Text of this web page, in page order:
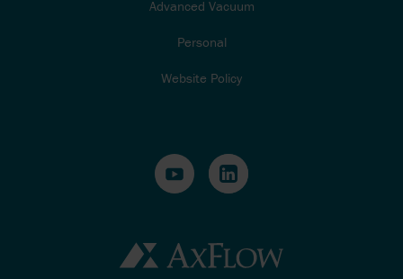
Advanced Vacuum
Personal
Website Policy